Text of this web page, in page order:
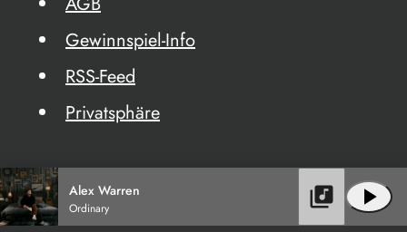
Gewinnspiel-Info
RSS-Feed
Privatsphäre
Alex Warren
Ordinary play_arrow
library_music